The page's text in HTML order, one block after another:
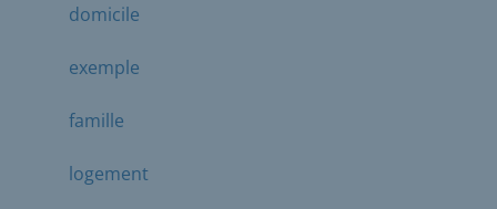
domicile
exemple
famille
logement